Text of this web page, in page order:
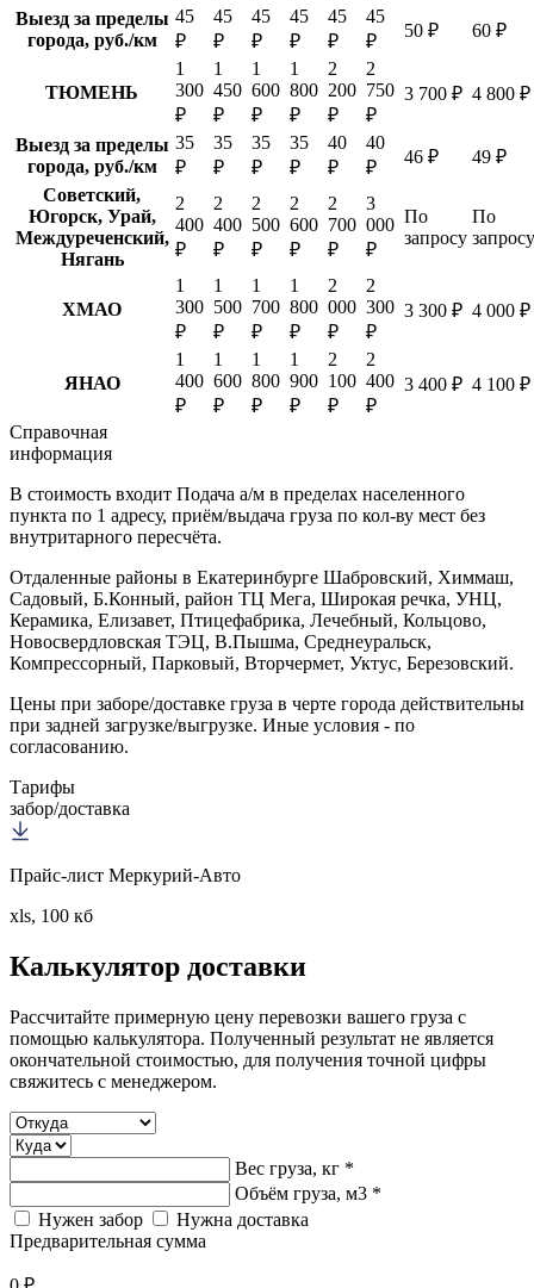
Выезд за пределы
города, руб./км
45
₽
45
₽
45
₽
45
₽
45
₽
45
₽
50 ₽ 60 ₽
ТЮМЕНЬ
1
300
₽
1
450
₽
1
600
₽
1
800
₽
2
200
₽
2
750
₽
3 700 ₽ 4 800 ₽
Выезд за пределы
города, руб./км
35
₽
35
₽
35
₽
35
₽
40
₽
40
₽
46 ₽
49 ₽
Советский,
Югорск, Урай,
Междуреченский,
Нягань
2
400
₽
2
400
₽
2
500
₽
2
600
₽
2
700
₽
3
000
₽
По
запросу
По
запросу
ХМАО
1
300
₽
1
500
₽
1
700
₽
1
800
₽
2
000
₽
2
300
₽
3 300 ₽ 4 000 ₽
ЯНАО
1
400
₽
1
600
₽
1
800
₽
1
900
₽
2
100
₽
2
400
₽
3 400 ₽ 4 100 ₽
Справочная
информация
В стоимость входит Подача а/м в пределах населенного
пункта по 1 адресу, приём/выдача груза по кол-ву мест без
внутритарного пересчёта.
Отдаленные районы в Екатеринбурге Шабровский, Химмаш,
Садовый, Б.Конный, район ТЦ Мега, Широкая речка, УНЦ,
Керамика, Елизавет, Птицефабрика, Лечебный, Кольцово,
Новосвердловская ТЭЦ, В.Пышма, Среднеуральск,
Компрессорный, Парковый, Вторчермет, Уктус, Березовский.
Цены при заборе/доставке груза в черте города действительны
при задней загрузке/выгрузке. Иные условия - по
согласованию.
Тарифы
забор/доставка
Прайс-лист Меркурий-Авто
xls, 100 кб
Калькулятор доставки
Рассчитайте примерную цену перевозки вашего груза с
помощью калькулятора. Полученный результат не является
окончательной стоимостью, для получения точной цифры
свяжитесь с менеджером.
Вес груза, кг *
Объём груза, м3 *
Нужен забор
Нужна доставка
Предварительная сумма